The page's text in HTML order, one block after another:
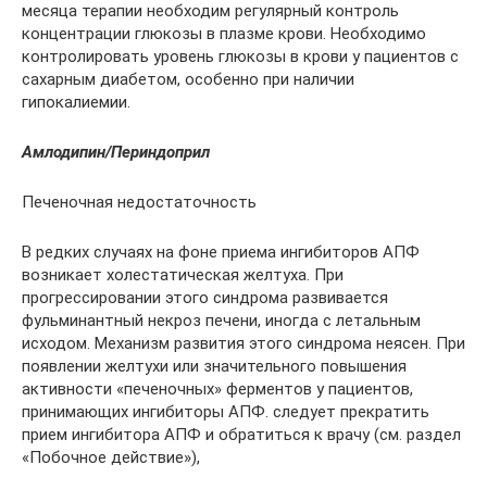
месяца терапии необходим регулярный контроль
концентрации глюкозы в плазме крови. Необходимо
контролировать уровень глюкозы в крови у пациентов с
сахарным диабетом, особенно при наличии
гипокалиемии.
Амлодипин/Периндоприл
Печеночная недостаточность
В редких случаях на фоне приема ингибиторов АПФ
возникает холестатическая желтуха. При
прогрессировании этого синдрома развивается
фульминантный некроз печени, иногда с летальным
исходом. Механизм развития этого синдрома неясен. При
появлении желтухи или значительного повышения
активности «печеночных» ферментов у пациентов,
принимающих ингибиторы АПФ. следует прекратить
прием ингибитора АПФ и обратиться к врачу (см. раздел
«Побочное действие»),